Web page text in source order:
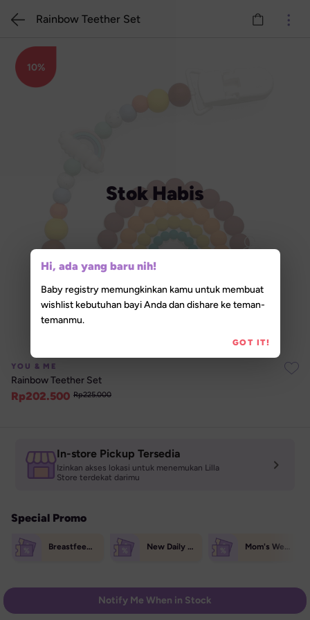
Stok Habis
10%
YOU & ME
Rainbow Teether Set
Rp202.500 Rp225.000
In-store Pickup Tersedia
Izinkan akses lokasi untuk menemukan Lilla
Store terdekat darimu
Special Promo
Breastfeeding Week Extra Voucher (70K) New Daily Treats 50K Mom's Weekend Treat 50K
Rainbow Teether Set
Notify Me When in Stock
Hi, ada yang baru nih!
Baby registry memungkinkan kamu untuk membuat
wishlist kebutuhan bayi Anda dan dishare ke teman-
temanmu.
GOT IT!